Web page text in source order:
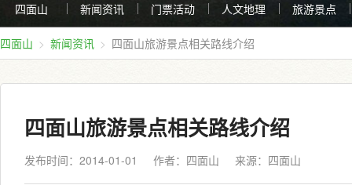
四面山 新闻资讯 门票活动 人文地理 旅游景点
四面山 新闻资讯 四面山旅游景点相关路线介绍
四面山旅游景点相关路线介绍
发布时间：2014-01-01 作者：四面山 来源： 四面山